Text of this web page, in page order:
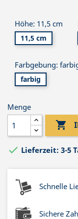
Höhe: 11,5 cm
11,5 cm
Farbgebung:
farbig
Menge

 Lieferzeit: 3-5
Schnelle
Sichere